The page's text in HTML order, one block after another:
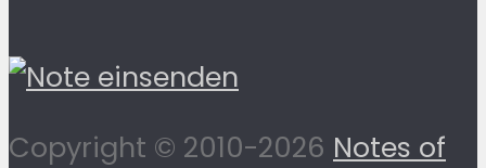
Copyright © 2010-2026 Notes of